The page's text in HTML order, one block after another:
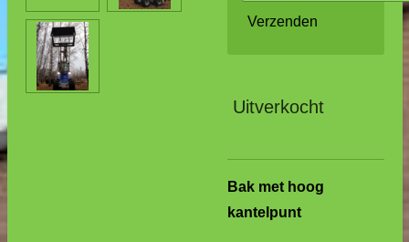
Verzenden
Uitverkocht
Bak met hoog
kantelpunt